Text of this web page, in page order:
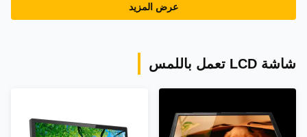
عرض المزيد
شاشة LCD تعمل باللمس